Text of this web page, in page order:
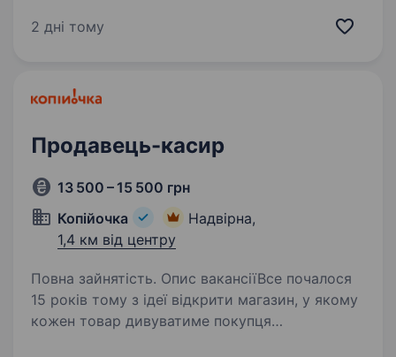
створюючи продукцію преміум-якості.
2 дні тому
Продавець-касир
13 500 – 15 500 грн
Копійочка
Надвірна,
1,4 км від центру
Повна зайнятість. Опис вакансіїВсе почалося
15 років тому з ідеї відкрити магазин, у якому
кожен товар дивуватиме покупця